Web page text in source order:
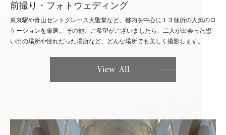
前撮り・フォトウェディング
東京駅や青山セントグレース大聖堂など、都内を中心に１３個所の人気のロ
ケーションを厳選。 その他、ご希望がございましたら、二人が出会った想
い出の場所や憧れだった場所など、どんな場所でも美しく撮影します。
View All